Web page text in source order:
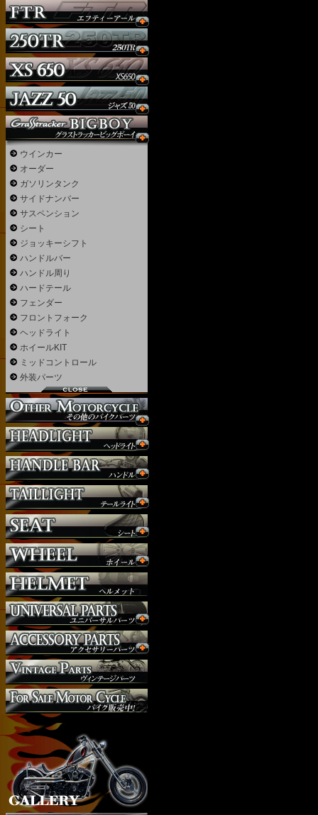
ウインカー
オーダー
ガソリンタンク
サイドナンバー
サスペンション
シート
ジョッキーシフト
ハンドルバー
ハンドル周り
ヘッドライト
マフラー
外装パーツ
ウインカー
オーダー
ガソリンタンク
サイドナンバー
サスペンション
シート
ジョッキーシフト
ハンドルバー
ハンドル周り
ハードテール
フェンダー
フロントフォーク
ヘッドライト
ホイールKIT
ミッドコントロール
外装パーツ